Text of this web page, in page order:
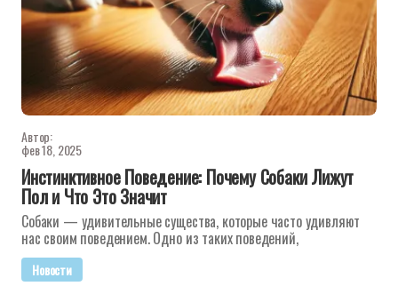
Автор:
фев 18, 2025
Инстинктивное Поведение: Почему Собаки Лижут
Пол и Что Это Значит
Собаки — удивительные существа, которые часто удивляют
нас своим поведением. Одно из таких поведений,
Новости